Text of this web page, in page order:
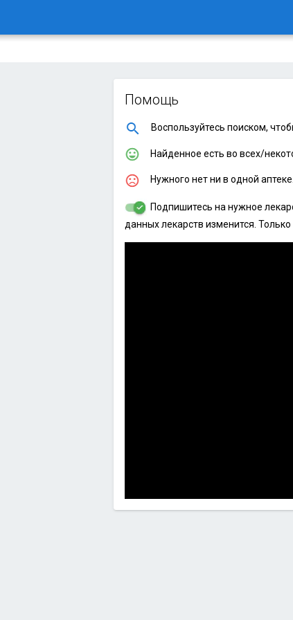
Помощь
Воспользуйтесь поиском,
Найденное есть во всех/
Нужного нет ни в одной аптеке.
Подпишитесь на нужное
данных лекарств изменится.